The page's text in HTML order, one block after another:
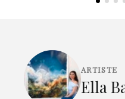
ARTISTE
Ella